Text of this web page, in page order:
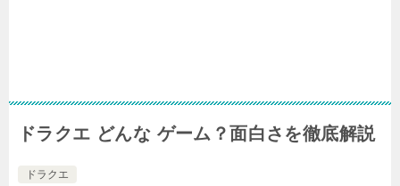
ドラクエ どんな ゲーム？面白さを徹底解説
ドラクエ